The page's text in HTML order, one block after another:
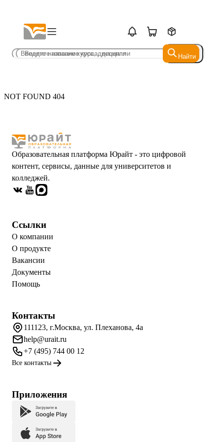
Найти
Найти
NOT FOUND 404
Образовательная платформа Юрайт - это цифровой
контент, сервисы, данные для университетов и
колледжей.
Ссылки
О компании
О продукте
Вакансии
Документы
Помощь
Контакты
111123, г.Москва, ул. Плеханова, 4а
help@urait.ru
+7 (495) 744 00 12
Все контакты
Приложения